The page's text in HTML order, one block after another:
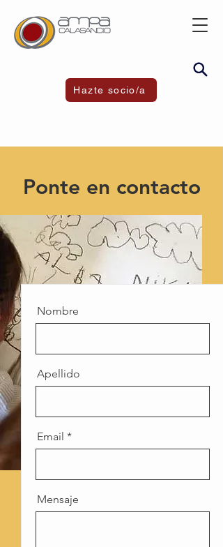
Hazte socio/a
Ponte en contacto
Nombre
Apellido
Email
Mensaje